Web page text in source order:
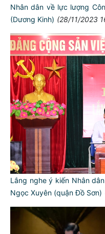
Nhân dân về lực lượng
(Dương Kinh) (28/11/2023
Lắng nghe ý kiến Nhân
Ngọc Xuyên (quận Đồ Sơn)